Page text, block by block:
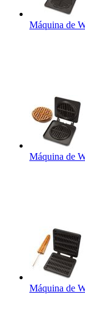
Máquina de
Máquina de
Máquina de